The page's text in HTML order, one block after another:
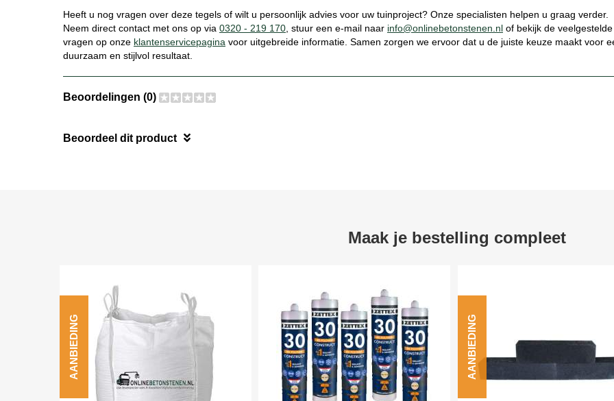
Heeft u nog vragen over deze tegels of wilt u persoonlijk advies voor uw tuinproject? Onze specialisten helpen u graag verder.
Neem direct contact met ons op via 0320 - 219 170 , stuur een e-mail naar info@onlinebetonstenen.nl of bekijk de veelgestelde
vragen op onze klantenservicepagina voor uitgebreide informatie. Samen zorgen we ervoor dat u de juiste keuze maakt voor
duurzaam en stijlvol resultaat.
Beoordelingen (0)
Beoordeel dit product
Maak je bestelling compleet
AANBIEDING AANBIEDING